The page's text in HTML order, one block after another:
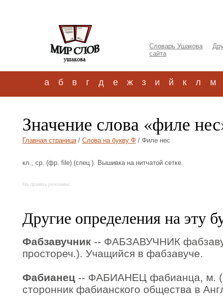
Словарь Ушакова
сайта
а б в г д е ж з и й к л м
Значение слова «филе
Главная страница/ Слова на букву Ф / Филе нес
кл., ср. (фр. file) (спец.). Вышивка на нитчатой сетке.
На правах рекламы:
Другие определения на эту
Фабзавучник -- ФАБЗАВУЧНИК
простореч.). Учащийся в фабзавуче.
Фабианец -- ФАБИАНЕЦ фабианца, м.
сторонник фабианского общества в